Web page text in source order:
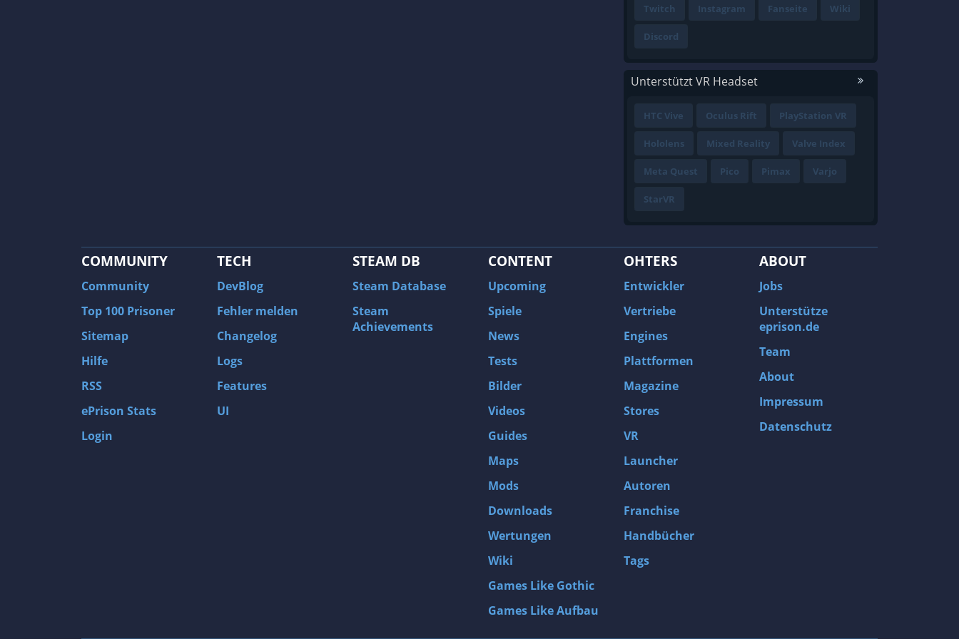
Twitch Instagram Fanseite Wiki
Discord
Unterstützt VR Headset
HTC Vive Oculus Rift PlayStation VR
Hololens Mixed Reality Valve Index
Meta Quest Pico Pimax Varjo
StarVR
COMMUNITY
Community
Top 100 Prisoner
Sitemap
Hilfe
RSS
ePrison Stats
Login
TECH
DevBlog
Fehler melden
Changelog
Logs
Features
UI
STEAM DB
Steam Database
Steam
Achievements
CONTENT
Upcoming
Spiele
News
Tests
Bilder
Videos
Guides
Maps
Mods
Downloads
Wertungen
Wiki
Games Like Gothic
Games Like Aufbau
OHTERS
Entwickler
Vertriebe
Engines
Plattformen
Magazine
Stores
VR
Launcher
Autoren
Franchise
Handbücher
Tags
ABOUT
Jobs
Unterstütze
eprison.de
Team
About
Impressum
Datenschutz